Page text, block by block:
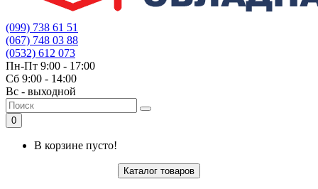
(099) 738 61 51
(067) 748 03 88
(0532) 612 073
Пн-Пт 9:00 - 17:00
Сб 9:00 - 14:00
Вс - выходной
0
В корзине пусто!
Каталог товаров